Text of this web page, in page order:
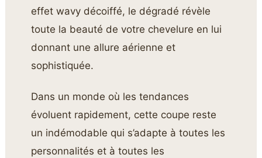
effet wavy décoiffé, le dégradé révèle
toute la beauté de votre chevelure en lui
donnant une allure aérienne et
sophistiquée.
Dans un monde où les tendances
évoluent rapidement, cette coupe reste
un indémodable qui s’adapte à toutes les
personnalités et à toutes les